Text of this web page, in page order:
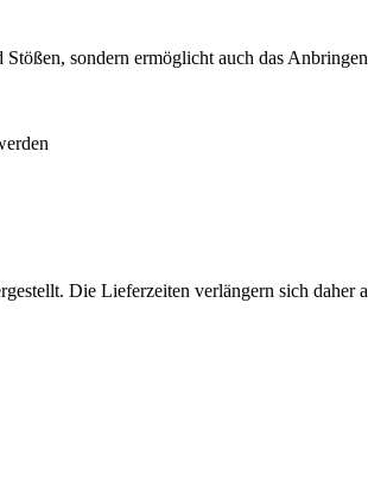
sondern ermöglicht auch das
Die Lieferzeiten verlängern sich daher